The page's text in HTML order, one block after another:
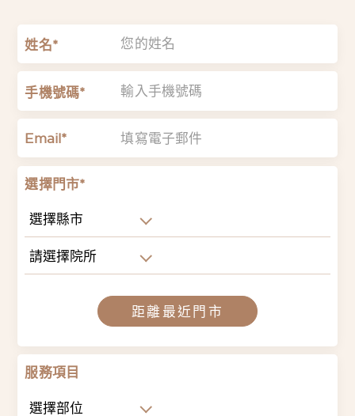
姓名*
手機號碼*
Email*
選擇門市*
選擇縣市
請選擇院所
距離最近門市
服務項目
選擇部位